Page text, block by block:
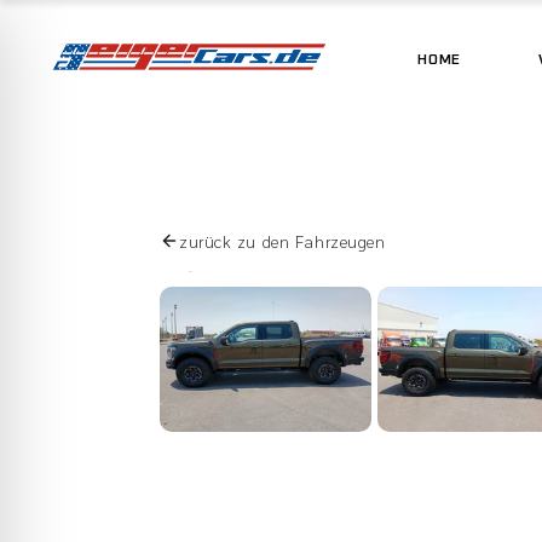
HOME
zurück zu den Fahrzeugen